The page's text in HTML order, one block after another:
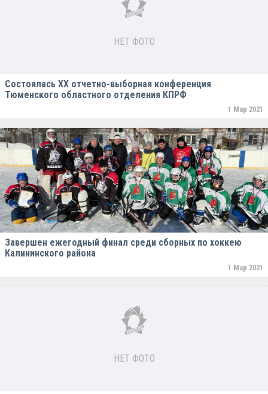
НЕТ ФОТО
Состоялась XX отчетно-выборная конференция
Тюменского областного отделения КПРФ
1 Мар 2021
Завершен ежегодный финал среди сборных по хоккею
Калининского района
1 Мар 2021
НЕТ ФОТО